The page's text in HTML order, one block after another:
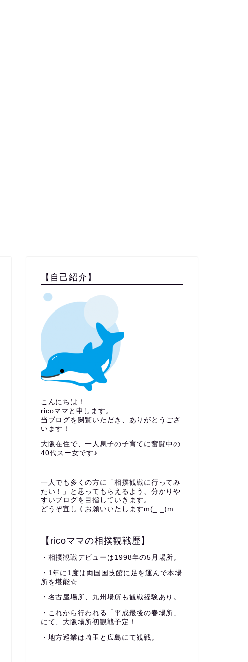
【自己紹介】
こんにちは！
ricoママと申します。
当ブログを閲覧いただき、ありがとうござ
います！
大阪在住で、一人息子の子育てに奮闘中の
40代スー女です♪
一人でも多くの方に「相撲観戦に行ってみ
たい！」と思ってもらえるよう、分かりや
すいブログを目指していきます。
どうぞ宜しくお願いいたしますm(_ _)m
【ricoママの相撲観戦歴】
・相撲観戦デビューは1998年の5月場所。
・1年に1度は両国国技館に足を運んで本場
所を堪能☆
・名古屋場所、九州場所も観戦経験あり。
・これから行われる「平成最後の春場所」
にて、大阪場所初観戦予定！
・地方巡業は埼玉と広島にて観戦。